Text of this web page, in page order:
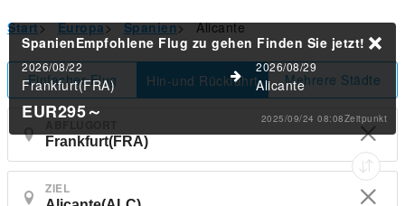
Start> Europa> Spanien> Alicante
Einfacher Flug Hin-und Rückfahrt Mehrere Städte
ZIEL
SpanienEmpfohlene Flug zu gehen Finden Sie jetzt!
2026/08/22
Frankfurt(FRA)
2026/08/29
Alicante
EUR295～ 2025/09/24 08:08Zeitpunkt